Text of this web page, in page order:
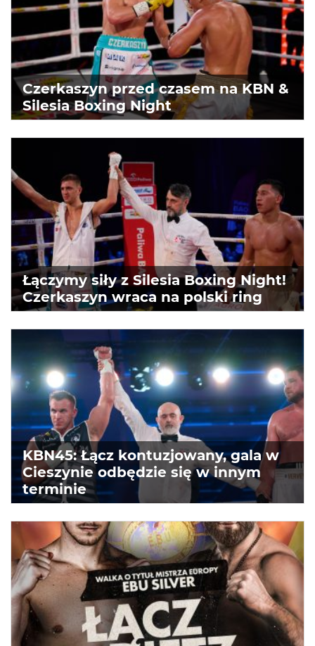
Czerkaszyn przed czasem na KBN &
Silesia Boxing Night
Łączymy siły z Silesia Boxing Night!
Czerkaszyn wraca na polski ring
KBN45: Łącz kontuzjowany, gala w
Cieszynie odbędzie się w innym
terminie